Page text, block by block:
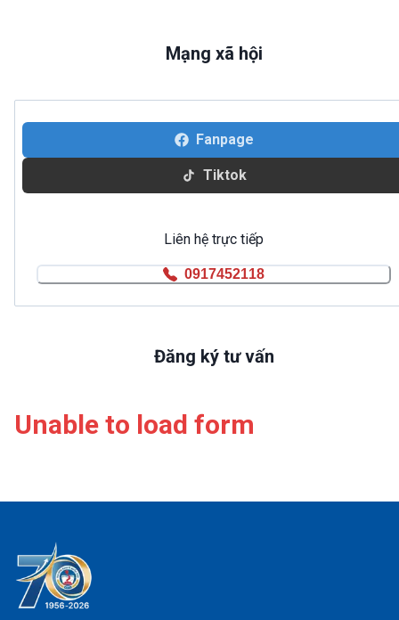
Mạng xã hội
Fanpage
Tiktok
Liên hệ trực tiếp
0917452118
Đăng ký tư vấn
Unable to load form